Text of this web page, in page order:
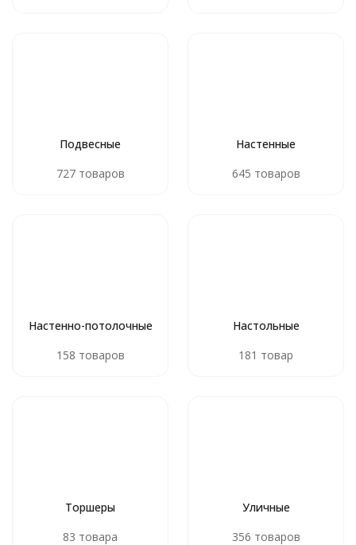
Подвесные
727 товаров
Настенные
645 товаров
Настенно-потолочные
158 товаров
Настольные
181 товар
Торшеры
83 товара
Уличные
356 товаров